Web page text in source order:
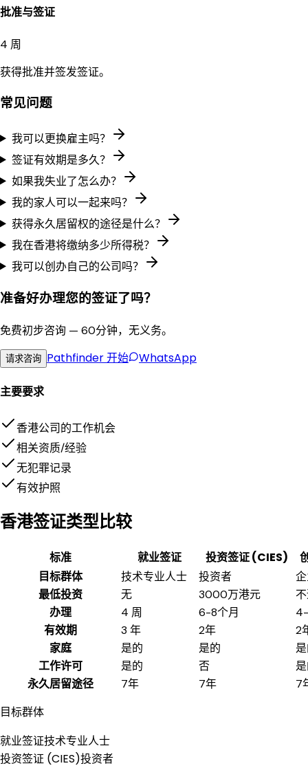
批准与签证
4 周
获得批准并签发签证。
常见问题
我可以更换雇主吗？
签证有效期是多久？
如果我失业了怎么办？
我的家人可以一起来吗？
获得永久居留权的途径是什么？
我在香港将缴纳多少所得税？
我可以创办自己的公司吗？
准备好办理您的签证了吗？
免费初步咨询 — 60分钟，无义务。
请求咨询 Pathfinder开始 WhatsApp
主要要求
香港公司的工作机会
相关资质/经验
无犯罪记录
有效护照
香港签证类型比较
标准 就业签证 投资签证 (CIES)
目标群体 技术专业人士 投资者
最低投资
无 3000万港元
办理
4 周 6-8个月
有效期
3 年 2年
2
家庭
是的 是的
工作许可
是的 否
永久居留途径
7年 7年 7
目标群体
就业签证技术专业人士
投资签证 (CIES)投资者